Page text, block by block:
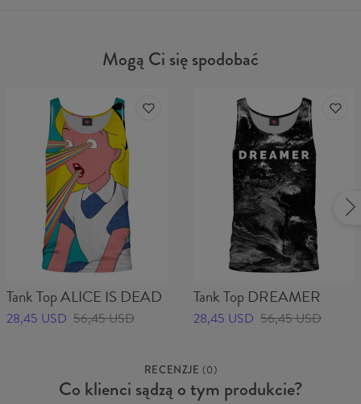
Mogą Ci się spodobać
Tank Top ALICE IS DEAD
28,45 USD 56,45 USD
Tank Top DREAMER
28,45 USD 56,45 USD
RECENZJE (0)
Co klienci sądzą o tym produkcie?